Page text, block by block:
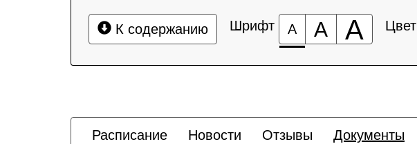
К содержанию Шрифт А А А Цвет
Расписание Новости Отзывы Документы